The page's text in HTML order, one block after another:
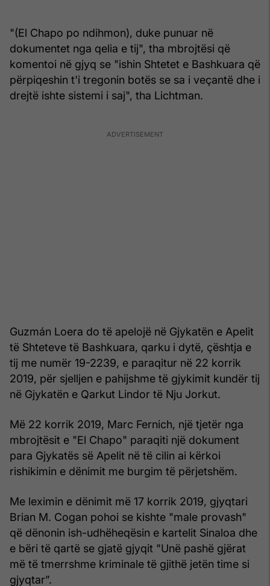
"(El Chapo po ndihmon), duke punuar në
dokumentet nga qelia e tij", tha mbrojtësi që
komentoi në gjyq se "ishin Shtetet e Bashkuara që
përpiqeshin t'i tregonin botës se sa i veçantë dhe i
drejtë ishte sistemi i saj", tha Lichtman.
Guzmán Loera do të apelojë në Gjykatën e Apelit
të Shteteve të Bashkuara, qarku i dytë, çështja e
tij me numër 19-2239, e paraqitur në 22 korrik
2019, për sjelljen e pahijshme të gjykimit kundër tij
në Gjykatën e Qarkut Lindor të Nju Jorkut.
Më 22 korrik 2019, Marc Fernich, një tjetër nga
mbrojtësit e "El Chapo" paraqiti një dokument
para Gjykatës së Apelit në të cilin ai kërkoi
rishikimin e dënimit me burgim të përjetshëm.
Me leximin e dënimit më 17 korrik 2019, gjyqtari
Brian M. Cogan pohoi se kishte "male provash"
që dënonin ish-udhëheqësin e kartelit Sinaloa dhe
e bëri të qartë se gjatë gjyqit "Unë pashë gjërat
më të tmerrshme kriminale të gjithë jetën time si
gjyqtar”.